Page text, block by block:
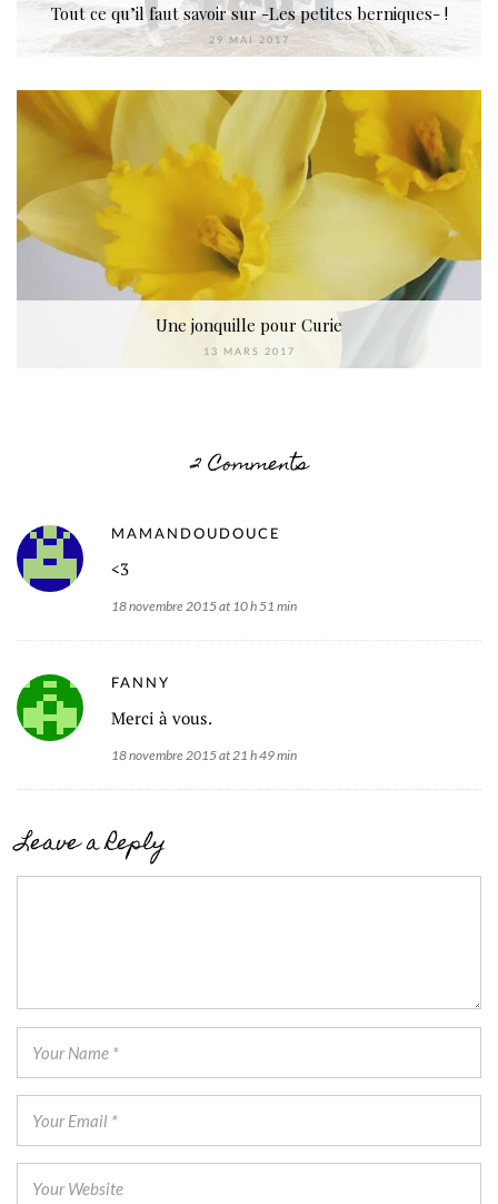
Tout ce qu’il faut savoir sur -Les petites berniques- !
29 MAI 2017
Une jonquille pour Curie
13 MARS 2017
2 Comments
MAMANDOUDOUCE
<3
18 novembre 2015 at 10 h 51 min
FANNY
Merci à vous.
18 novembre 2015 at 21 h 49 min
Leave a Reply